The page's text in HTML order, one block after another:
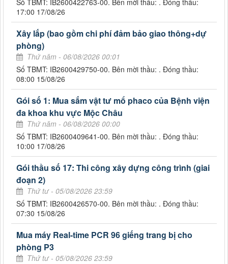
Số TBMT: IB2600422763-00. Bên mời thầu: . Đóng thầu:
17:00 17/08/26
Xây lắp (bao gồm chi phí đảm bảo giao thông+dự
phòng)
Thứ năm - 06/08/2026 00:01
Số TBMT: IB2600429750-00. Bên mời thầu: . Đóng thầu:
08:00 15/08/26
Gói số 1: Mua sắm vật tư mổ phaco của Bệnh viện
đa khoa khu vực Mộc Châu
Thứ năm - 06/08/2026 00:00
Số TBMT: IB2600409641-00. Bên mời thầu: . Đóng thầu:
10:00 17/08/26
Gói thầu số 17: Thi công xây dựng công trình (giai
đoạn 2)
Thứ tư - 05/08/2026 23:59
Số TBMT: IB2600426570-00. Bên mời thầu: . Đóng thầu:
07:30 15/08/26
Mua máy Real-time PCR 96 giếng trang bị cho
phòng P3
Thứ tư - 05/08/2026 23:59